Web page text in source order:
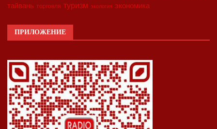
тайвань торговля туризм экология экономика
ПРИЛОЖЕНИЕ